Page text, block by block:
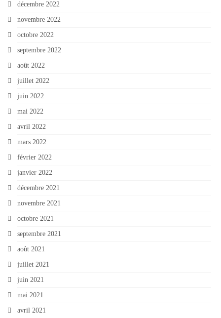
décembre 2022
novembre 2022
octobre 2022
septembre 2022
août 2022
juillet 2022
juin 2022
mai 2022
avril 2022
mars 2022
février 2022
janvier 2022
décembre 2021
novembre 2021
octobre 2021
septembre 2021
août 2021
juillet 2021
juin 2021
mai 2021
avril 2021